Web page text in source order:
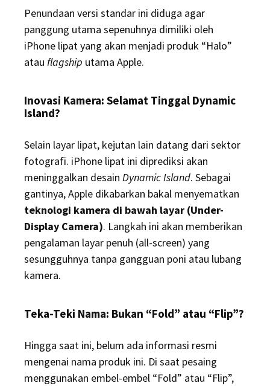
Penundaan versi standar ini diduga agar
panggung utama sepenuhnya dimiliki oleh
iPhone lipat yang akan menjadi produk “Halo”
atau flagship utama Apple.
Inovasi Kamera: Selamat Tinggal Dynamic
Island?
Selain layar lipat, kejutan lain datang dari sektor
fotografi. iPhone lipat ini diprediksi akan
meninggalkan desain Dynamic Island. Sebagai
gantinya, Apple dikabarkan bakal menyematkan
teknologi kamera di bawah layar (Under-
Display Camera). Langkah ini akan memberikan
pengalaman layar penuh (all-screen) yang
sesungguhnya tanpa gangguan poni atau lubang
kamera.
Teka-Teki Nama: Bukan “Fold” atau “Flip”?
Hingga saat ini, belum ada informasi resmi
mengenai nama produk ini. Di saat pesaing
menggunakan embel-embel “Fold” atau “Flip”,